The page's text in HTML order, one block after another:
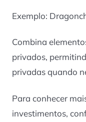
Exemplo:
Combina
privados,
privadas quando
Para conhecer
investimentos,